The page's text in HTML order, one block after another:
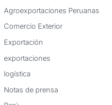
Agroexportaciones Peruanas
Comercio Exterior
Exportación
exportaciones
logística
Notas de prensa